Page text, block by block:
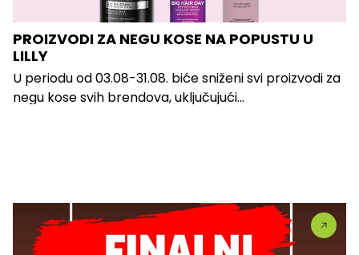
PROIZVODI ZA NEGU KOSE NA POPUSTU U
LILLY
U periodu od 03.08-31.08. biće sniženi svi proizvodi za
negu kose svih brendova, uključujući...